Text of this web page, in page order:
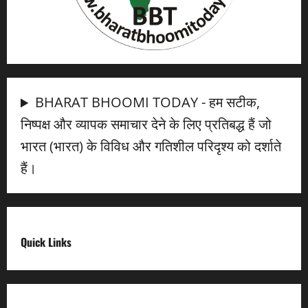
BHARAT BHOOMI TODAY - हम सटीक,
निष्पक्ष और व्यापक समाचार देने के लिए प्रतिबद्ध हैं जो
भारत (भारत) के विविध और गतिशील परिदृश्य को दर्शाते
हैं।
Quick Links